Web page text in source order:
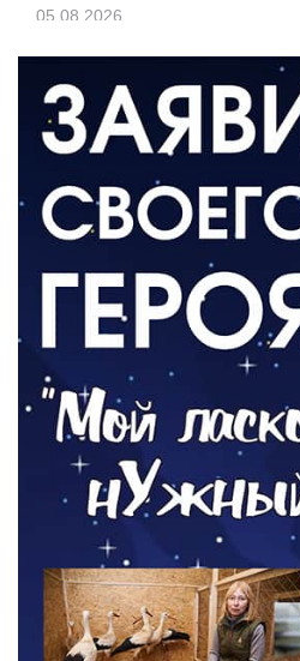
05.08.2026
КУЛЬТУРА
Афиша Зеленоградска
04.08.2026
РАЗЪЯСНЯЕМ
Борьба с борщевиком
04.08.2026